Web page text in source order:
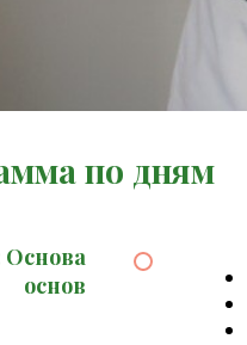
по дням
Основа
основ